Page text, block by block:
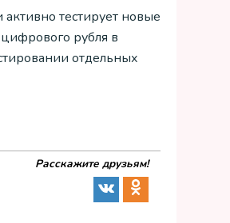
тестирует новые
рубля в
отдельных
Расскажите друзьям!